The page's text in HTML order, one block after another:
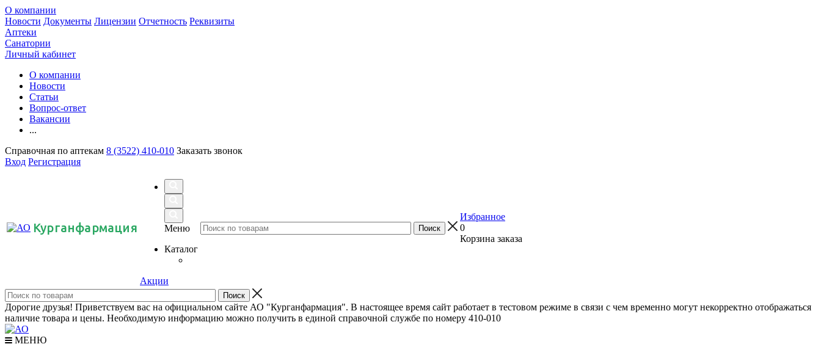
О компании
Новости Документы Лицензии Отчетность Реквизиты
Аптеки
Санатории
Личный кабинет
О компании
Новости
Статьи
Вопрос-ответ
Вакансии
...
Справочная по аптекам 8 (3522) 410-010 Заказать звонок
Вход Регистрация
Курганфармация
Меню
Каталог
Акции
Избранное
0
Корзина заказа
Дорогие друзья! Приветствуем вас на официальном сайте АО "Курганфармация". В настоящее время сайт работает в тестовом режиме в связи с чем временно могут некорректно отображаться
наличие товара и цены. Необходимую информацию можно получить в единой справочной службе по номеру 410-010
МЕНЮ